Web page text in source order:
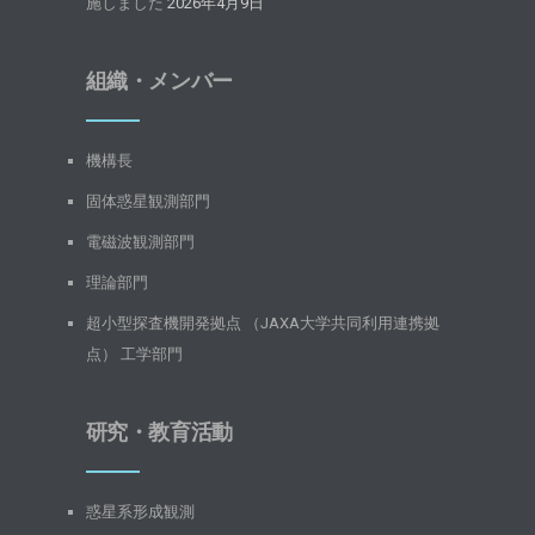
組織・メンバー
機構長
固体惑星観測部門
電磁波観測部門
理論部門
超小型探査機開発拠点 （JAXA大学共同利用連携拠
点） 工学部門
研究・教育活動
惑星系形成観測